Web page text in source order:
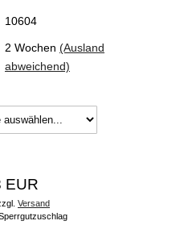
10604
2 Wochen (Ausland
abweichend)
EUR
Versand